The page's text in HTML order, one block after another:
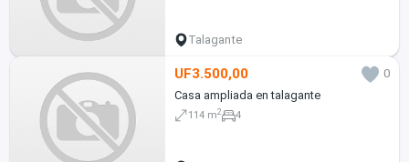
Talagante
UF3.500,00
0
Casa ampliada en talagante
114 m2 4